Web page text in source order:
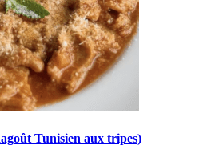
Tunisien aux tripes)